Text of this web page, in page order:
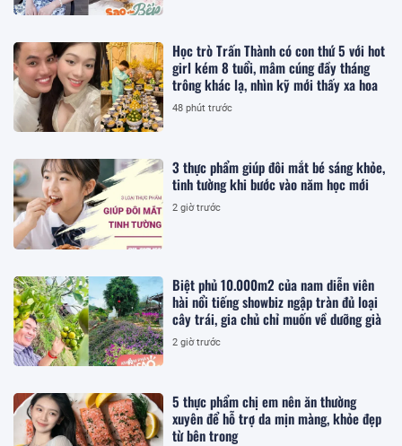
Học trò Trấn Thành có con thứ 5 với hot
girl kém 8 tuổi, mâm cúng đầy tháng
trông khác lạ, nhìn kỹ mới thấy xa hoa
48 phút trước
3 thực phẩm giúp đôi mắt bé sáng khỏe,
tinh tường khi bước vào năm học mới
2 giờ trước
Biệt phủ 10.000m2 của nam diễn viên
hài nổi tiếng showbiz ngập tràn đủ loại
cây trái, gia chủ chỉ muốn về dưỡng già
2 giờ trước
5 thực phẩm chị em nên ăn thường
xuyên để hỗ trợ da mịn màng, khỏe đẹp
từ bên trong